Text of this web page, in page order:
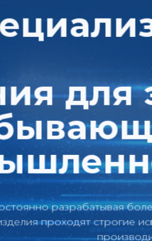
более долговечные
испытания, чтобы
производительность в